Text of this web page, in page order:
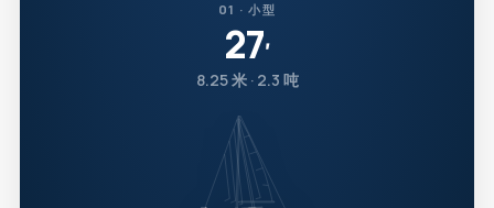
01 · 小型
27′
8.25 米 · 2.3 吨